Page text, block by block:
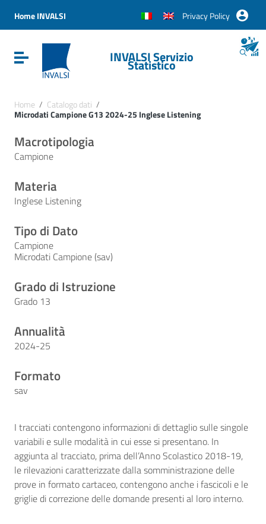
Vai al menu di navigazione
Vai al footer
Home INVALSI Privacy Policy
Attiva / disattiva la navigazioneINVALSI Servizio
Statistico
Home / Catalogo dati /
Microdati Campione G13 2024-25 Inglese Listening
Macrotipologia
Campione
Materia
Inglese Listening
Tipo di Dato
Campione
Microdati Campione (sav)
Grado di Istruzione
Grado 13
Annualità
2024-25
Formato
sav
I tracciati contengono informazioni di dettaglio sulle singole
variabili e sulle modalità in cui esse si presentano. In
aggiunta al tracciato, prima dell’Anno Scolastico 2018-19,
le rilevazioni caratterizzate dalla somministrazione delle
prove in formato cartaceo, contengono anche i fascicoli e le
griglie di correzione delle domande presenti al loro interno.